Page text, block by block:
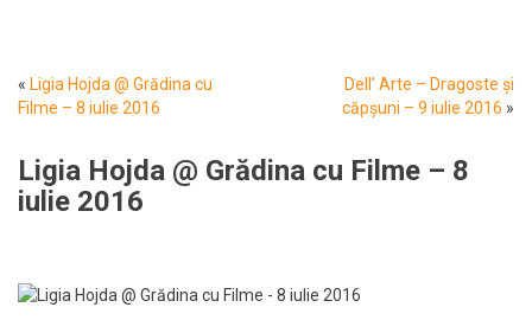
« Ligia Hojda @ Grădina cu
Filme – 8 iulie 2016
Dell’ Arte – Dragoste și
căpșuni – 9 iulie 2016 »
Ligia Hojda @ Grădina cu Filme – 8
iulie 2016